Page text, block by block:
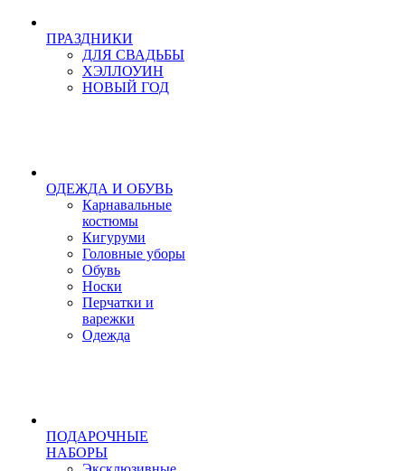
ПРАЗДНИКИ
ДЛЯ СВАДЬБЫ
ХЭЛЛОУИН
НОВЫЙ ГОД
ОДЕЖДА И ОБУВЬ
Карнавальные
костюмы
Кигуруми
Головные уборы
Обувь
Носки
Перчатки и
варежки
Одежда
ПОДАРОЧНЫЕ
НАБОРЫ